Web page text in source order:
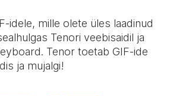
idele, mille olete üles laadinud
Tenori veebisaidil ja
. Tenor toetab GIF-ide
ja mujalgi!